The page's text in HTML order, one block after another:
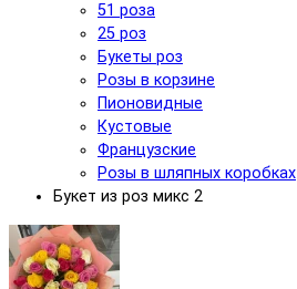
51 роза
25 роз
Букеты роз
Розы в корзине
Пионовидные
Кустовые
Французские
Розы в шляпных коробках
Букет из роз микс 2